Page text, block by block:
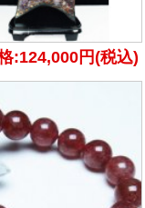
:124,000円(税込)